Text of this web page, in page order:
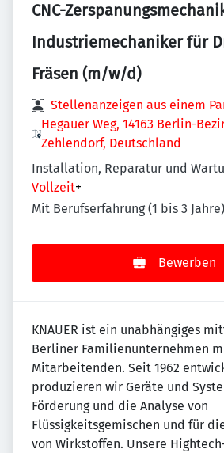
CNC-
Industriemechaniker für
Fräsen (m/w/d)
Stellenanzeigen aus einem
Hegauer Weg, 14163 Berlin-
Zehlendorf, Deutschland
Installation, Reparatur und
Vollzeit+
Mit Berufserfahrung (1 bis 3 Jahre)
Bewerben
KNAUER ist ein unabhängiges
Berliner Familienunternehmen
Mitarbeitenden. Seit 1962
produzieren wir Geräte und
Förderung und die Analyse von
Flüssigkeitsgemischen und für
von Wirkstoffen. Unsere